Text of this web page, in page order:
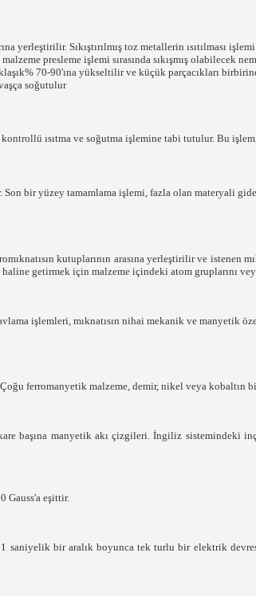
yerleştirilir. Sıkıştırılmış toz metallerin ısıtılması
presleme işlemi sırasında sıkışmış olabilecek
70-90'ına yükseltilir ve küçük parçacıkları
soğutulur
ısıtma ve soğutma işlemine tabi tutulur. Bu
Son bir yüzey tamamlama işlemi, fazla olan materyali
kutuplarının arasına yerleştirilir ve istenen
getirmek için malzeme içindeki atom gruplarını
işlemleri, mıknatısın nihai mekanik ve manyetik
ferromanyetik malzeme, demir, nikel veya kobaltın
başına manyetik akı çizgileri. İngiliz sistemindeki inç
Gauss'a eşittir.
bir aralık boyunca tek turlu bir elektrik